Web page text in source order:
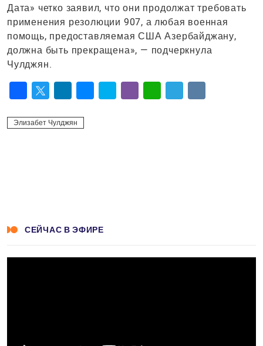
Дата» четко заявил, что они продолжат требовать
применения резолюции 907, а любая военная
помощь, предоставляемая США Азербайджану,
должна быть прекращена», — подчеркнула
Чулджян.
Элизабет Чулджян
СЕЙЧАС В ЭФИРЕ